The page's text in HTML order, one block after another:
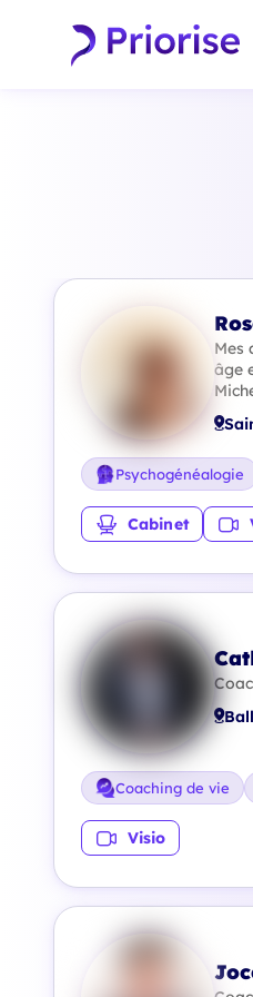
Mes
âge
Psychogénéalogie
Cabinet
Coaching de vie
Visio